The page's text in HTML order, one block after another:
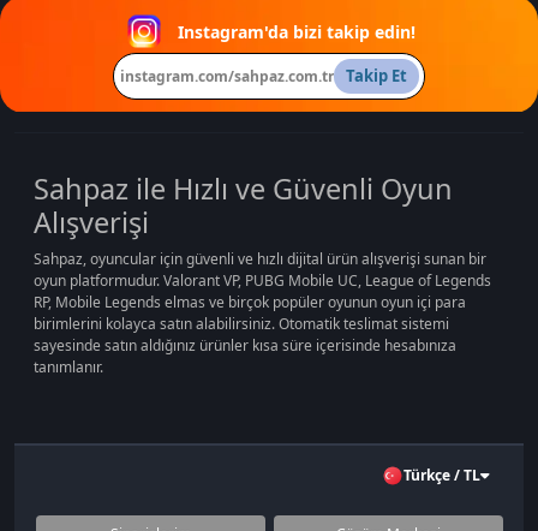
Instagram'da bizi takip edin!
instagram.com/sahpaz.com.tr Takip Et
Sahpaz ile Hızlı ve Güvenli Oyun
Alışverişi
Sahpaz, oyuncular için güvenli ve hızlı dijital ürün alışverişi sunan bir
oyun platformudur. Valorant VP, PUBG Mobile UC, League of Legends
RP, Mobile Legends elmas ve birçok popüler oyunun oyun içi para
birimlerini kolayca satın alabilirsiniz. Otomatik teslimat sistemi
sayesinde satın aldığınız ürünler kısa süre içerisinde hesabınıza
tanımlanır.
Bulunur?
Sahpaz platformunda birçok popüler oyun için dijital ürün ve oyun içi
Türkçe / TL